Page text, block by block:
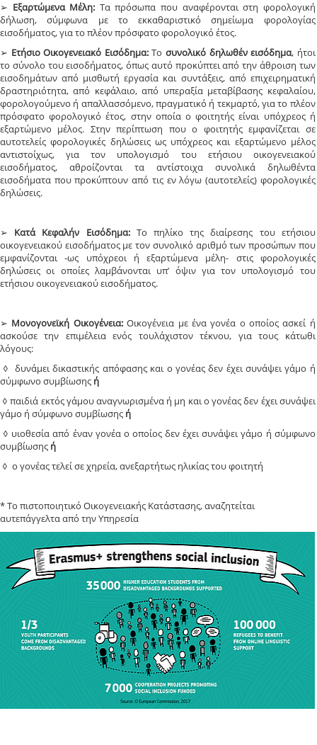
➢ Εξαρτώμενα Μέλη: Τα πρόσωπα που αναφέρονται στη φορολογική
δήλωση, σύμφωνα με το εκκαθαριστικό σημείωμα φορολογίας
εισοδήματος, για το πλέον πρόσφατο φορολογικό έτος.
➢ Ετήσιο Οικογενειακό Εισόδημα:Το συνολικό δηλωθέν εισόδημα, ήτοι
το σύνολο του εισοδήματος, όπως αυτό προκύπτει από την άθροιση των
εισοδημάτων από μισθωτή εργασία και συντάξεις, από επιχειρηματική
δραστηριότητα, από κεφάλαιο, από υπεραξία μεταβίβασης κεφαλαίου,
φορολογούμενο ή απαλλασσόμενο, πραγματικό ή τεκμαρτό, για το πλέον
πρόσφατο φορολογικό έτος, στην οποία ο φοιτητής είναι υπόχρεος ή
εξαρτώμενο μέλος. Στην περίπτωση που ο φοιτητής εμφανίζεται σε
αυτοτελείς φορολογικές δηλώσεις ως υπόχρεος και εξαρτώμενο μέλος
αντιστοίχως, για τον υπολογισμό του ετήσιου οικογενειακού
εισοδήματος, αθροίζονται τα αντίστοιχα συνολικά δηλωθέντα
εισοδήματα που προκύπτουν από τις εν λόγω (αυτοτελείς) φορολογικές
δηλώσεις.
➢ Κατά Κεφαλήν Εισόδημα: Το πηλίκο της διαίρεσης του ετήσιου
οικογενειακού εισοδήματος με τον συνολικό αριθμό των προσώπων που
εμφανίζονται -ως υπόχρεοι ή εξαρτώμενα μέλη- στις φορολογικές
δηλώσεις οι οποίες λαμβάνονται υπ’ όψιν για τον υπολογισμό του
ετήσιου οικογενειακού εισοδήματος.
➢ Μονογονεϊκή Οικογένεια:Οικογένεια με ένα γονέα ο οποίος ασκεί ή
ασκούσε την επιμέλεια ενός τουλάχιστον τέκνου, για τους κάτωθι
λόγους:
◊ δυνάμει δικαστικής απόφασης και ο γονέας δεν έχει συνάψει γάμο ή
σύμφωνο συμβίωσης ή
◊ παιδιά εκτός γάμου αναγνωρισμένα ή μη και ο γονέας δεν έχει συνάψει
γάμο ή σύμφωνο συμβίωσης ή
◊ υιοθεσία από έναν γονέα ο οποίος δεν έχει συνάψει γάμο ή σύμφωνο
συμβίωσης ή
◊ ο γονέας τελεί σε χηρεία, ανεξαρτήτως ηλικίας του φοιτητή
* Το πιστοποιητικό Οικογενειακής Κατάστασης, αναζητείται
αυτεπάγγελτα από την Υπηρεσία